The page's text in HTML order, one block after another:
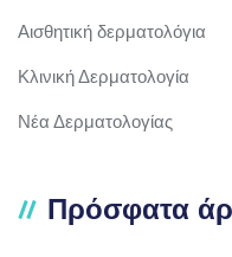
Αισθητική δερματολόγια
Κλινική Δερματολογία
Νέα Δερματολογίας
Πρόσφατα